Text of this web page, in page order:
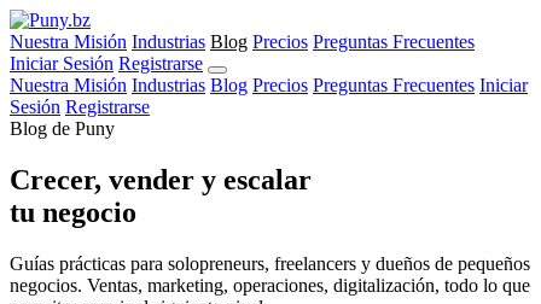
Nuestra Misión Industrias Blog Precios Preguntas Frecuentes
Iniciar Sesión Registrarse
Nuestra Misión Industrias Blog Precios Preguntas Frecuentes Iniciar
Sesión Registrarse
Blog de Puny
Crecer, vender y escalar
tu negocio
Guías prácticas para solopreneurs, freelancers y dueños de pequeños
negocios. Ventas, marketing, operaciones, digitalización, todo lo que